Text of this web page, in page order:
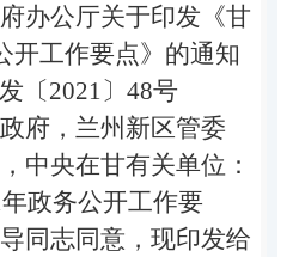
办公厅关于印发《甘
开工作要点》的通知
〔2021〕48号
府，兰州新区管委
中央在甘有关单位：
年政务公开工作要
同志同意，现印发给